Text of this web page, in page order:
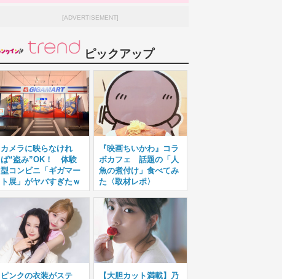
[ADVERTISEMENT]
ピックアップ
カメラに映らなけれ
ば“盗み”OK！ 体験
型コンビニ「ギガマー
ト展」がヤバすぎたｗ
『映画ちいかわ』コラ
ボカフェ 話題の「人
魚の煮付け」食べてみ
た〈取材レポ〉
ピンクの衣装がステ 【大胆カット満載】乃